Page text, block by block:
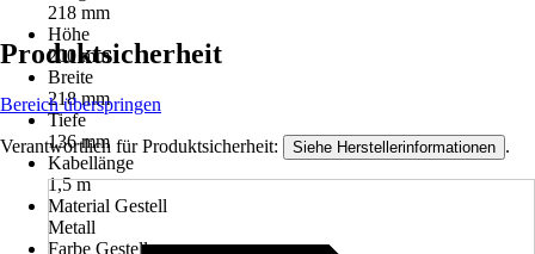
218 mm
Höhe
200 mm
Breite
218 mm
Tiefe
136 mm
Kabellänge
1,5 m
Material Gestell
Metall
Farbe Gestell
Produktsicherheit
Bereich überspringen
Verantwortlich für Produktsicherheit: Siehe Herstellerinformationen .